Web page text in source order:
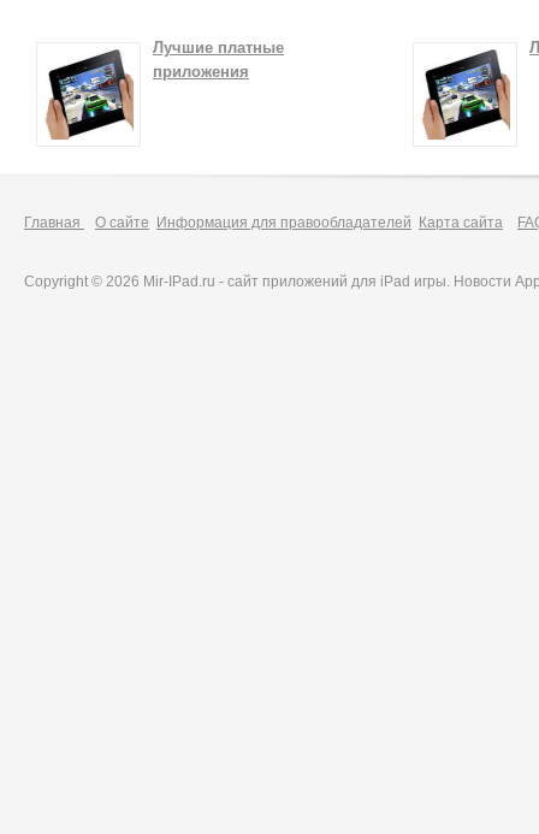
Лучшие платные
приложения
Главная О сайте Информация для правообладателей Карта сайта
Copyright © 2026 Mir-IPad.ru - сайт приложений для iPad игры. Новости